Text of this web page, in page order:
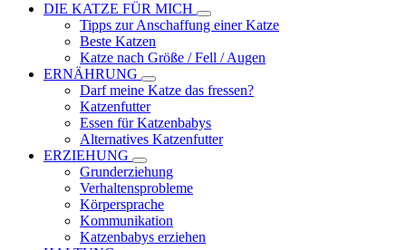
DIE KATZE FÜR MICH
Tipps zur Anschaffung einer Katze
Beste Katzen
Katze nach Größe / Fell / Augen
ERNÄHRUNG
Darf meine Katze das fressen?
Katzenfutter
Essen für Katzenbabys
Alternatives Katzenfutter
ERZIEHUNG
Grunderziehung
Verhaltensprobleme
Körpersprache
Kommunikation
Katzenbabys erziehen